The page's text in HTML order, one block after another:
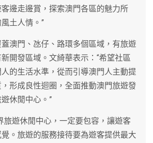
邊走邊賞，探索澳門各區的魅力所
土人情。”
澳門、氹仔、路環多個區域，有旅遊
開發區域。文綺華表示：“希望社區
的生活水準，從而引導澳門人主動提
形成良性迴圈，全面推動澳門旅遊發
休閒中心。”
旅遊休閒中心，一定要包容，讓遊客
。旅遊的服務接待要為遊客提供最大